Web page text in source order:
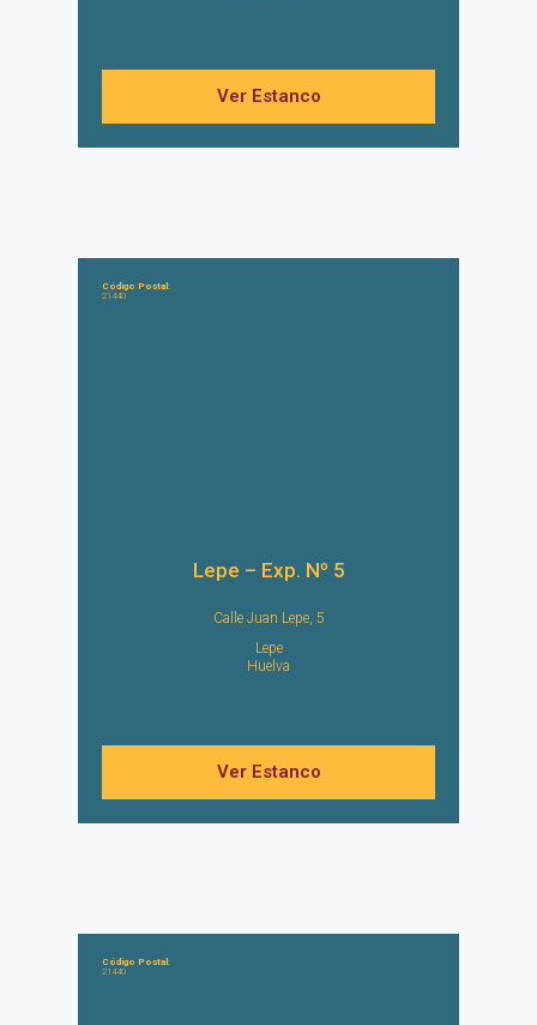
Ver Estanco
Código Postal:
21440
Lepe – Exp. Nº 5
Calle Juan Lepe, 5
Lepe
Huelva
Ver Estanco
Código Postal:
21440